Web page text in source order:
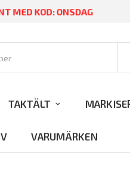
MED KOD: ONSDAG
TAKTÄLT
VARUMÄRKEN